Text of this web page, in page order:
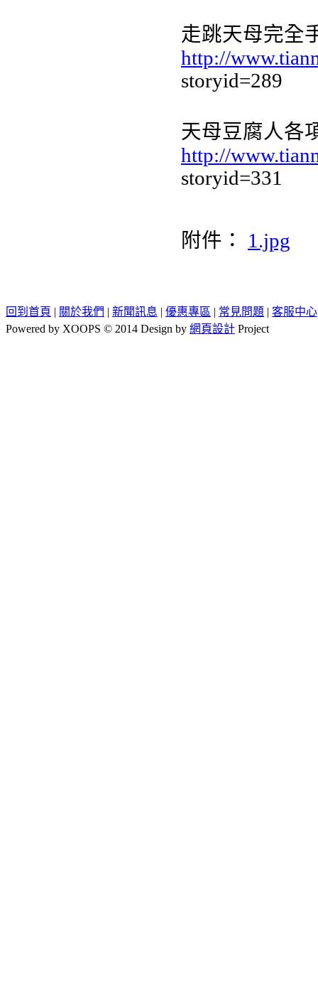
走跳天母完全
http://
storyid=289
天母豆腐人各
http://
storyid=331
附件： 1.jpg
回到首頁 | 關於我們 | 新聞訊息 | 優惠專區 | 常見問題 | 客服中心
Powered by XOOPS © 2014 Design by 網頁設計 Project